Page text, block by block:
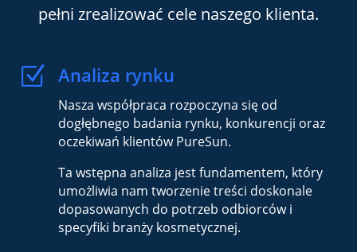
pełni zrealizować cele naszego klienta.
Z Analiza rynku
Nasza współpraca rozpoczyna się od
dogłębnego badania rynku, konkurencji oraz
oczekiwań klientów PureSun.
Ta wstępna analiza jest fundamentem, który
umożliwia nam tworzenie treści doskonale
dopasowanych do potrzeb odbiorców i
specyfiki branży kosmetycznej.